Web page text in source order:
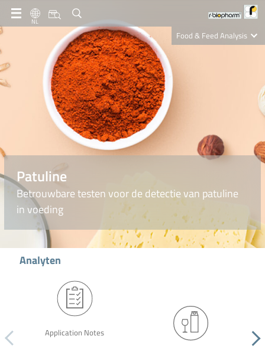
NL
Food & Feed Analysis
Patuline
Betrouwbare testen voor de detectie van patuline
in voeding
Analyten
Application Notes